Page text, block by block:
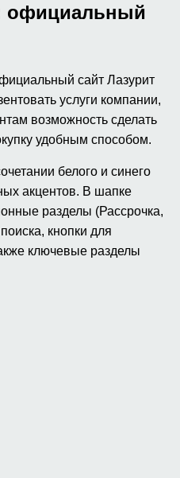
официальный
сайт Лазурит
услуги компании,
возможность сделать
удобным способом.
белого и синего
акцентов. В шапке
разделы (Рассрочка,
кнопки для
ключевые разделы